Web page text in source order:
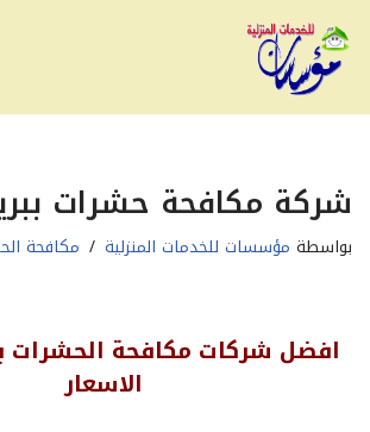
تخطى
المحتوى
شركة مكافحة حشرات
بواسطة مؤسسات للخدمات المنزلية مكافحة
افضل شركات مكافحة الحشرات
الاسعار